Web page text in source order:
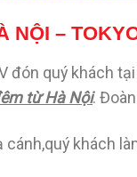
NỘI –
đón quý khách
từ Hà Nội.
cánh,quý khách